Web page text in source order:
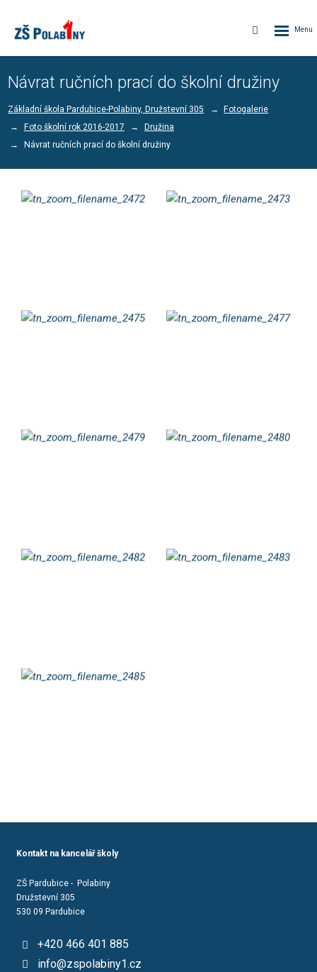
Vyhledávání
Návrat ručních prací do školní družiny
Základní škola Pardubice-Polabiny, Družstevní 305
Fotogalerie
Foto školní rok 2016-2017
Družina
Návrat ručních prací do školní družiny
Kontakt na kancelář školy
ZŠ Pardubice - Polabiny
Družstevní 305
530 09 Pardubice
+420 466 401 885
info@zspolabiny1.cz